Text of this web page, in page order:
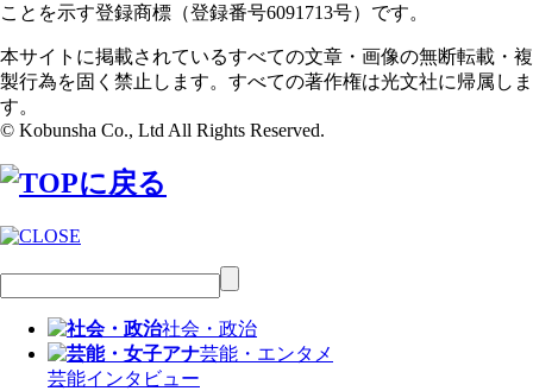
ことを示す登録商標（登録番号6091713号）です。
本サイトに掲載されているすべての文章・画像の無断転載・複
製行為を固く禁止します。すべての著作権は光文社に帰属しま
す。
© Kobunsha Co., Ltd All Rights Reserved.
社会・政治
芸能・エンタメ
芸能インタビュー